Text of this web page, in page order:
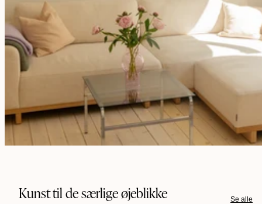
Kunst til de særlige øjeblikke Se alle